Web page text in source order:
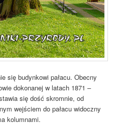
się budynkowi pałacu. Obecny
dokonanej w latach 1871 –
się dość skromnie, od
wejściem do pałacu widoczny
kolumnami.